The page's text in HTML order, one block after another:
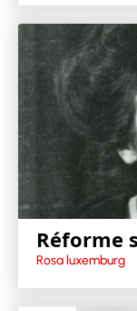
Réforme
Rosa luxemburg